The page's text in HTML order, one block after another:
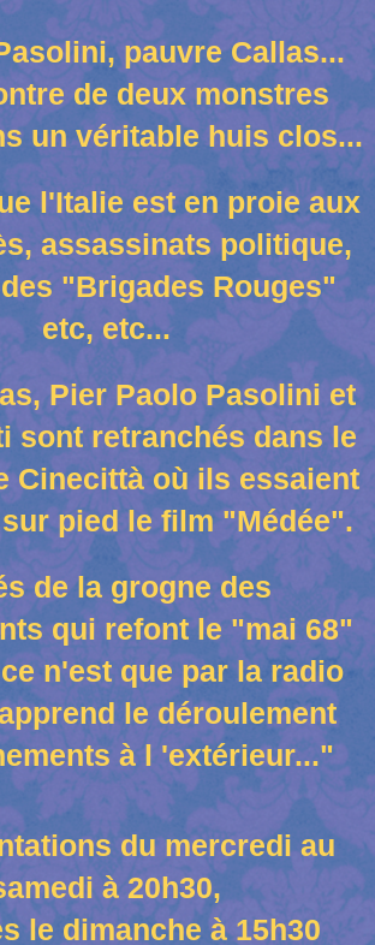
pauvre Callas...
de deux monstres
un véritable huis clos...
l'Italie est en proie aux
assassinats politique,
"Brigades Rouges"
etc, etc...
Pier Paolo Pasolini et
sont retranchés dans le
Cinecittà où ils essaient
pied le film "Médée".
de la grogne des
qui refont le "mai 68"
n'est que par la radio
le déroulement
à l 'extérieur..."
du mercredi au
à 20h30,
le dimanche à 15h30